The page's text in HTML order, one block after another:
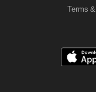
Terms